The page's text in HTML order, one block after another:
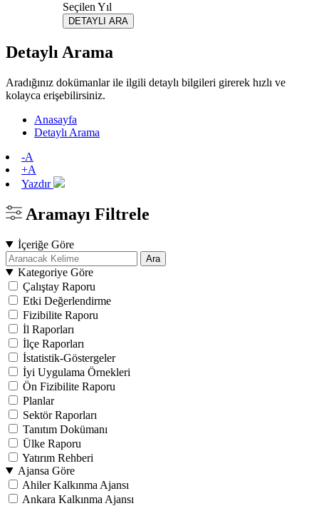
Seçilen Yıl
DETAYLI ARA
Detaylı Arama
Aradığınız dokümanlar ile ilgili detaylı bilgileri girerek hızlı ve
kolayca erişebilirsiniz.
Anasayfa
Detaylı Arama
-A
+A
Yazdır
Aramayı Filtrele
İçeriğe Göre
Ara
Kategoriye Göre
Çalıştay Raporu
Etki Değerlendirme
Fizibilite Raporu
İl Raporları
İlçe Raporları
İstatistik-Göstergeler
İyi Uygulama Örnekleri
Ön Fizibilite Raporu
Planlar
Sektör Raporları
Tanıtım Dokümanı
Ülke Raporu
Yatırım Rehberi
Ajansa Göre
Ahiler Kalkınma Ajansı
Ankara Kalkınma Ajansı